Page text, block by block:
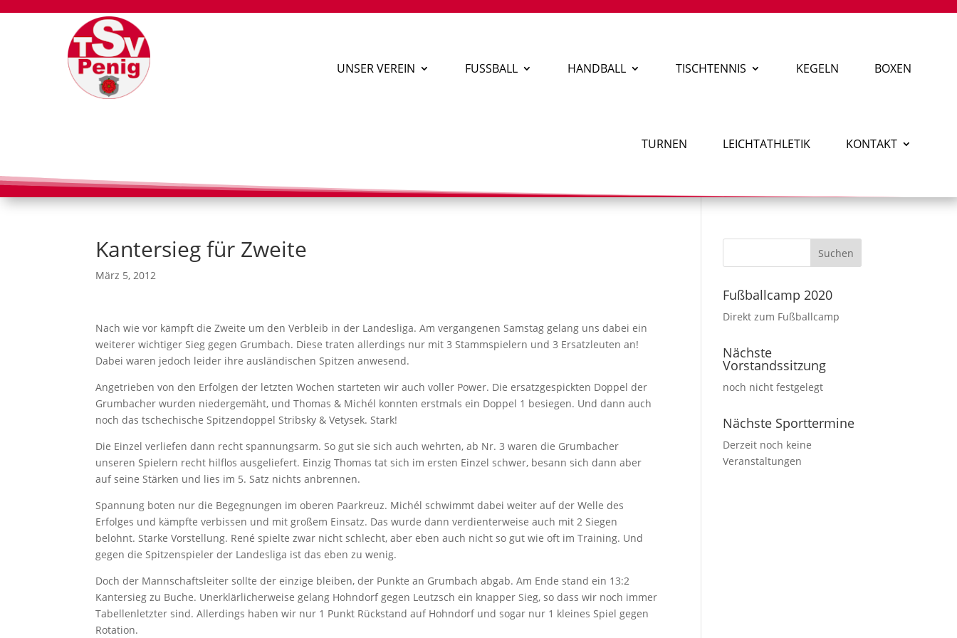
UNSER VEREIN FUSSBALL HANDBALL TISCHTENNIS KEGELN BOXEN
TURNEN LEICHTATHLETIK KONTAKT
Kantersieg für Zweite
März 5, 2012
Nach wie vor kämpft die Zweite um den Verbleib in der Landesliga. Am vergangenen Samstag gelang uns dabei ein
weiterer wichtiger Sieg gegen Grumbach. Diese traten allerdings nur mit 3 Stammspielern und 3 Ersatzleuten an!
Dabei waren jedoch leider ihre ausländischen Spitzen anwesend.
Angetrieben von den Erfolgen der letzten Wochen starteten wir auch voller Power. Die ersatzgespickten Doppel der
Grumbacher wurden niedergemäht, und Thomas & Michél konnten erstmals ein Doppel 1 besiegen. Und dann auch
noch das tschechische Spitzendoppel Stribsky & Vetysek. Stark!
Die Einzel verliefen dann recht spannungsarm. So gut sie sich auch wehrten, ab Nr. 3 waren die Grumbacher
unseren Spielern recht hilflos ausgeliefert. Einzig Thomas tat sich im ersten Einzel schwer, besann sich dann aber
auf seine Stärken und lies im 5. Satz nichts anbrennen.
Spannung boten nur die Begegnungen im oberen Paarkreuz. Michél schwimmt dabei weiter auf der Welle des
Erfolges und kämpfte verbissen und mit großem Einsatz. Das wurde dann verdienterweise auch mit 2 Siegen
belohnt. Starke Vorstellung. René spielte zwar nicht schlecht, aber eben auch nicht so gut wie oft im Training. Und
gegen die Spitzenspieler der Landesliga ist das eben zu wenig.
Doch der Mannschaftsleiter sollte der einzige bleiben, der Punkte an Grumbach abgab. Am Ende stand ein 13:2
Kantersieg zu Buche. Unerklärlicherweise gelang Hohndorf gegen Leutzsch ein knapper Sieg, so dass wir noch immer
Tabellenletzter sind. Allerdings haben wir nur 1 Punkt Rückstand auf Hohndorf und sogar nur 1 kleines Spiel gegen
Rotation.
Fußballcamp 2020
Direkt zum Fußballcamp
Nächste
Vorstandssitzung
noch nicht festgelegt
Nächste Sporttermine
Derzeit noch keine
Veranstaltungen